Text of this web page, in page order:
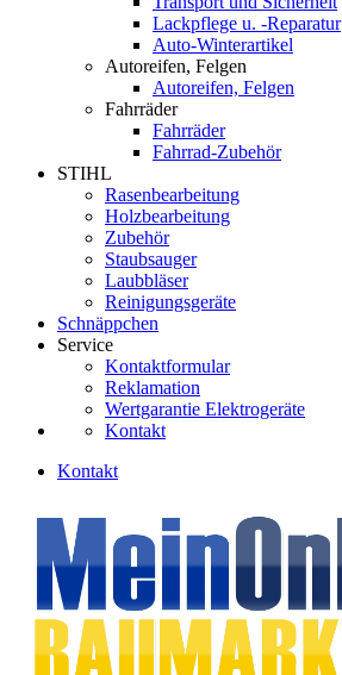
Lackpflege u. -Reparatur
Auto-Winterartikel
Autoreifen, Felgen
Autoreifen, Felgen
Fahrräder
Fahrräder
Fahrrad-Zubehör
STIHL
Rasenbearbeitung
Holzbearbeitung
Zubehör
Staubsauger
Laubbläser
Reinigungsgeräte
Schnäppchen
Service
Kontaktformular
Reklamation
Wertgarantie Elektrogeräte
Kontakt
Kontakt